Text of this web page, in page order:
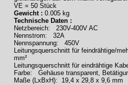
VE = 50 Stück
Gewicht : 0.005 kg
Technische Daten :
Netzbereich: 230V-400V AC
Nennstrom: 32A
Nennspannung: 450V
Leitungsquerschnitt für feindrähtige/
mm²
Leitungsquerschnitt für eindrähtige
Farbe: Gehäuse transparent,
Maße (LxBxH): 19,4 x 29,8 x 9,6 mm